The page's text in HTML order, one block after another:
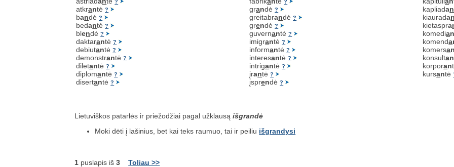
?
atkrantė?
bandė?
bedantė?
blendė?
daktarantė?
debiutantė?
demonstrantė?
diletantė?
diplomantė?
disertantė?
?
grandė?
greitabrandė?
grendė?
guvernantė?
imigrantė?
informantė?
interesantė?
intrigantė?
įrantė?
įsprendė?
kapliadan
kiaurada
kietaspra
komedia
komenda
komersa
konsultan
korporan
kursantė
Lietuviškos patarlės ir priežodžiai pagal užklausąišgrandė
Moki dėti į lašinius, bet kai teks raumuo, tai ir peiliu išgrandysi
1 puslapis iš3 Toliau >>